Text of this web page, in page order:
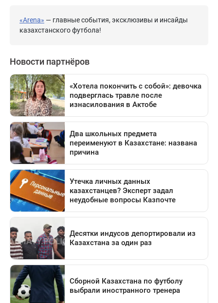
«Arena» — главные события, эксклюзивы и инсайды
казахстанского футбола!